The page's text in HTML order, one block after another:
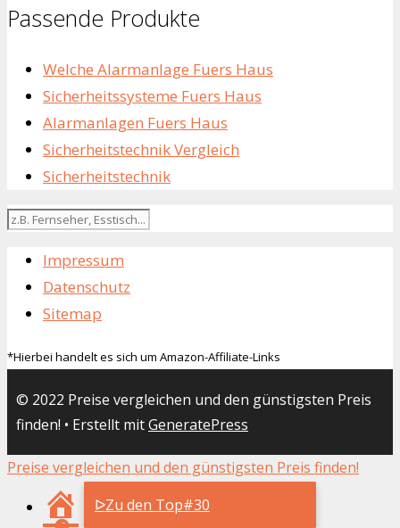
ᐅZu den Top#30
Passende Produkte
Welche Alarmanlage Fuers Haus
Sicherheitssysteme Fuers Haus
Alarmanlagen Fuers Haus
Sicherheitstechnik Vergleich
Sicherheitstechnik
Impressum
Datenschutz
Sitemap
*Hierbei handelt es sich um Amazon-Affiliate-Links
© 2022 Preise vergleichen und den günstigsten Preis
finden! • Erstellt mitGeneratePress
Preise vergleichen und den günstigsten Preis finden!
Suchfix24.de